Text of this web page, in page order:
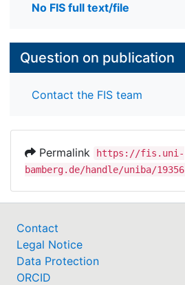
No FIS full text/file
Question on publication
Contact the FIS team
Permalink
https://fis.uni-
bamberg.de/handle/uniba/19356
Contact
Legal Notice
Data Protection
ORCID